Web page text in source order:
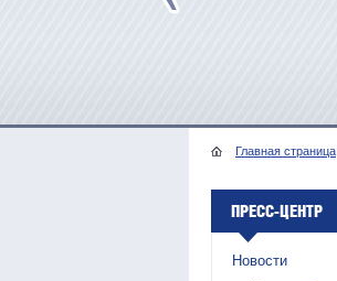
Главная страница
ПРЕСС-ЦЕНТР
Новости